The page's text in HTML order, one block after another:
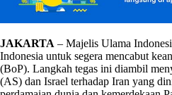
JAKARTA – Majelis Ulama
Indonesia untuk segera mencabut
(BoP). Langkah tegas ini diambil
(AS) dan Israel terhadap Iran yang